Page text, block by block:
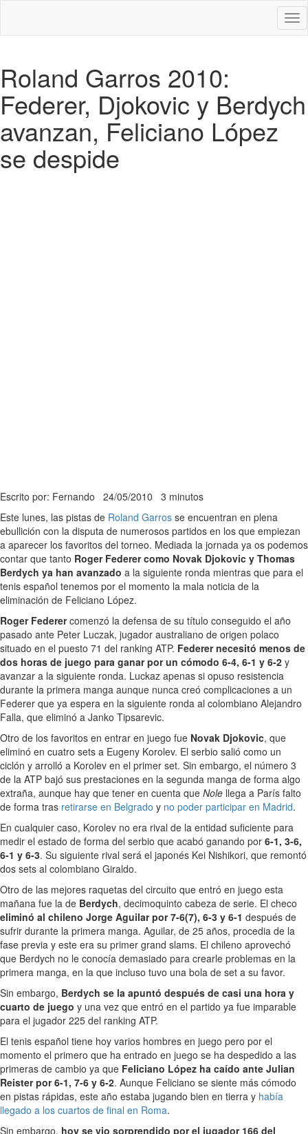
Roland Garros 2010:
Federer, Djokovic y Berdych
avanzan, Feliciano López
se despide
Escrito por: Fernando 24/05/2010 3 minutos
Este lunes, las pistas de Roland Garros se encuentran en plena
ebullición con la disputa de numerosos partidos en los que empiezan
a aparecer los favoritos del torneo. Mediada la jornada ya os podemos
contar que tanto Roger Federer como Novak Djokovic y Thomas
Berdych ya han avanzado a la siguiente ronda mientras que para el
tenis español tenemos por el momento la mala noticia de la
eliminación de Feliciano López.
Roger Federercomenzó la defensa de su título conseguido el año
pasado ante Peter Luczak, jugador australiano de origen polaco
situado en el puesto 71 del ranking ATP. Federer necesitó menos de
dos horas de juego para ganar por un cómodo 6-4, 6-1 y 6-2 y
avanzar a la siguiente ronda. Luckaz apenas si opuso resistencia
durante la primera manga aunque nunca creó complicaciones a un
Federer que ya espera en la siguiente ronda al colombiano Alejandro
Falla, que eliminó a Janko Tipsarevic.
Otro de los favoritos en entrar en juego fue Novak Djokovic, que
eliminó en cuatro sets a Eugeny Korolev. El serbio salió como un
ciclón y arrolló a Korolev en el primer set. Sin embargo, el número 3
de la ATP bajó sus prestaciones en la segunda manga de forma algo
extraña, aunque hay que tener en cuenta que Nole llega a París falto
de forma tras retirarse en Belgrado y no poder participar en Madrid.
En cualquier caso, Korolev no era rival de la entidad suficiente para
medir el estado de forma del serbio que acabó ganando por 6-1, 3-6,
6-1 y 6-3. Su siguiente rival será el japonés Kei Nishikori, que remontó
dos sets al colombiano Giraldo.
Otro de las mejores raquetas del circuito que entró en juego esta
mañana fue la de Berdych, decimoquinto cabeza de serie. El checo
eliminó al chileno Jorge Aguilar por 7-6(7), 6-3 y 6-1 después de
sufrir durante la primera manga. Aguilar, de 25 años, procedia de la
fase previa y este era su primer grand slams. El chileno aprovechó
que Berdych no le conocía demasiado para crearle problemas en la
primera manga, en la que incluso tuvo una bola de set a su favor.
Sin embargo, Berdych se la apuntó después de casi una hora y
cuarto de juego y una vez que entró en el partido ya fue imparable
para el jugador 225 del ranking ATP.
El tenis español tiene hoy varios hombres en juego pero por el
momento el primero que ha entrado en juego se ha despedido a las
primeras de cambio ya que Feliciano López ha caído ante Julian
Reister por 6-1, 7-6 y 6-2. Aunque Feliciano se siente más cómodo
en pistas rápidas, este año estaba jugando bien en tierra y había
llegado a los cuartos de final en Roma.
Sin embargo, hoy se vio sorprendido por el jugador 166 del